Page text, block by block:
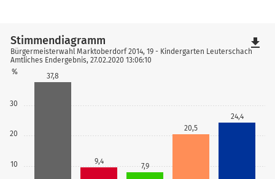
10
20
30
%
37,8
9,4
7,9
20,5
24,4
Stimmendiagramm
Bürgermeisterwahl Marktoberdorf 2014, 19 - Kindergarten Leuterschach
Amtliches Endergebnis, 27.02.2020 13:06:10
file_download